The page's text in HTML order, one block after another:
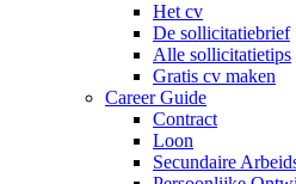
Het cv
De sollicitatiebrief
Alle sollicitatietips
Gratis cv maken
Career Guide
Contract
Loon
Secundaire